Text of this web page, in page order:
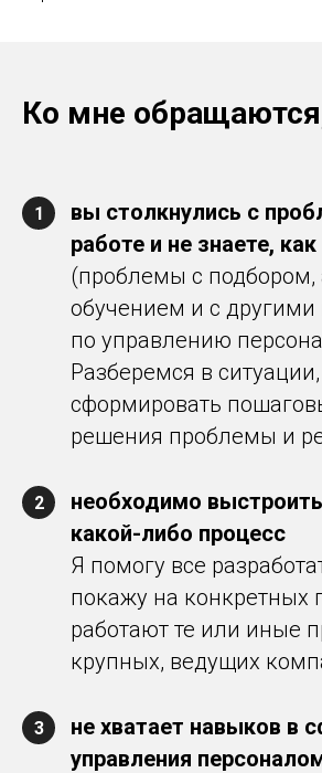
Ко мне
1
вы столкнулись с
работе и не знаете,
(проблемы с подбором,
обучением и с другими
по управлению
Разберемся в
сформировать
решения проблемы и
2
необходимо
какой-либо процесс
Я помогу все
покажу на конкретных
работают те или иные
крупных, ведущих
3
не хватает навыков в
управления